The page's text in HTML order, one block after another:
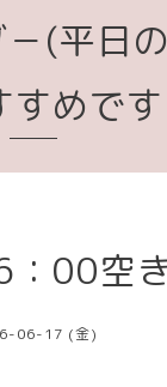
(平日
めです
：00空
06-17 (金)